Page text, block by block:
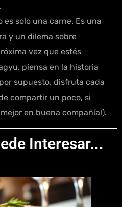
es solo una carne. Es una
y un dilema sobre
vez que estés
piensa en la historia
supuesto, disfruta cada
compartir un poco, si
en buena compañía!).
Interesar...